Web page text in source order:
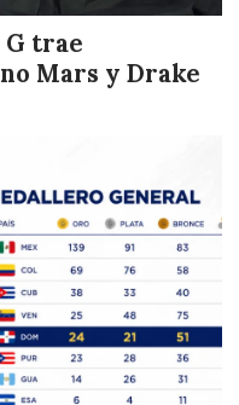
G trae
Mars y Drake